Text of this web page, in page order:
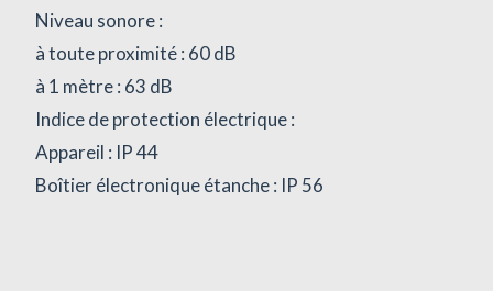
Niveau sonore :
à toute proximité : 60 dB
à 1 mètre : 63 dB
Indice de protection électrique :
Appareil : IP 44
Boîtier électronique étanche : IP 56